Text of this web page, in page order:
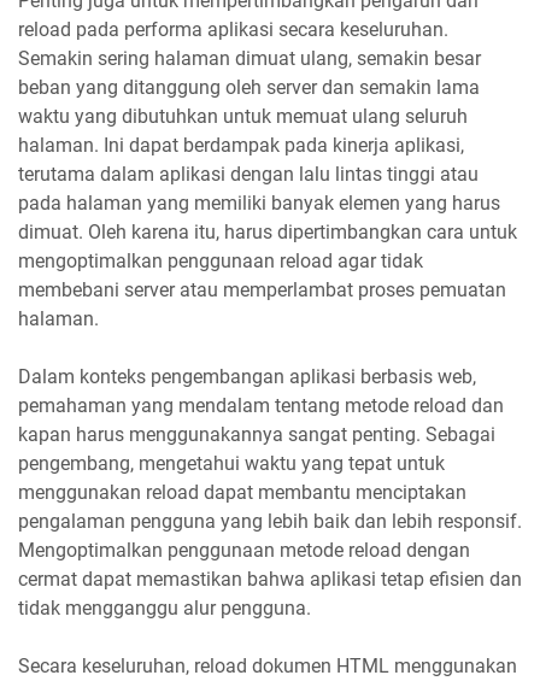
reload pada performa aplikasi secara keseluruhan.
Semakin sering halaman dimuat ulang, semakin besar
beban yang ditanggung oleh server dan semakin lama
waktu yang dibutuhkan untuk memuat ulang seluruh
halaman. Ini dapat berdampak pada kinerja aplikasi,
terutama dalam aplikasi dengan lalu lintas tinggi atau
pada halaman yang memiliki banyak elemen yang harus
dimuat. Oleh karena itu, harus dipertimbangkan cara untuk
mengoptimalkan penggunaan reload agar tidak
membebani server atau memperlambat proses pemuatan
halaman.
Dalam konteks pengembangan aplikasi berbasis web,
pemahaman yang mendalam tentang metode reload dan
kapan harus menggunakannya sangat penting. Sebagai
pengembang, mengetahui waktu yang tepat untuk
menggunakan reload dapat membantu menciptakan
pengalaman pengguna yang lebih baik dan lebih responsif.
Mengoptimalkan penggunaan metode reload dengan
cermat dapat memastikan bahwa aplikasi tetap efisien dan
tidak mengganggu alur pengguna.
Secara keseluruhan, reload dokumen HTML menggunakan